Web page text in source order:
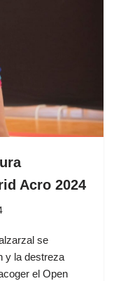
Acro 2024
se
y la destreza
el Open